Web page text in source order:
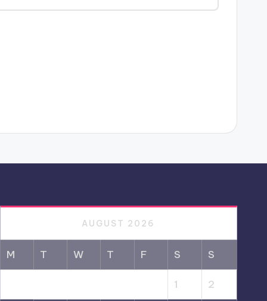
AUGUST 2026
M T W T F S S
1 2